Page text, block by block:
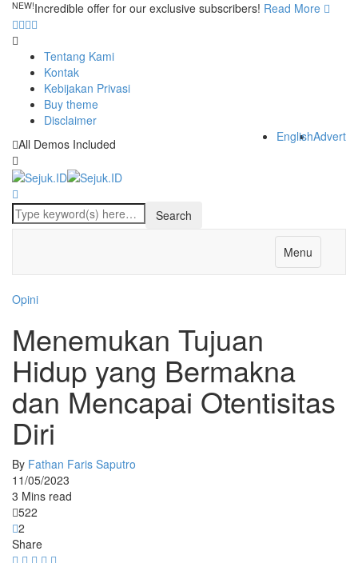
NEW!Incredible offer for our exclusive subscribers! Read More
Tentang Kami
Kontak
Kebijakan Privasi
Buy theme
Disclaimer
Advert
English
All Demos Included
Menu
Opini
Menemukan Tujuan
Hidup yang Bermakna
dan Mencapai Otentisitas
Diri
By Fathan Faris Saputro
11/05/2023
3 Mins read
522
2
Share